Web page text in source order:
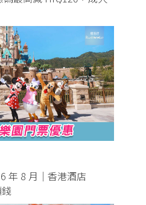
年 8 月｜香港酒店